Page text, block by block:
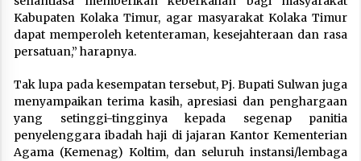
Kabupaten Kolaka Timur, agar masyarakat Kolaka Timur
dapat memperoleh ketenteraman, kesejahteraan dan rasa
persatuan,” harapnya.
Tak lupa pada kesempatan tersebut, Pj. Bupati Sulwan juga
menyampaikan terima kasih, apresiasi dan penghargaan
yang setinggi-tingginya kepada segenap panitia
penyelenggara ibadah haji di jajaran Kantor Kementerian
Agama (Kemenag) Koltim, dan seluruh instansi/lembaga